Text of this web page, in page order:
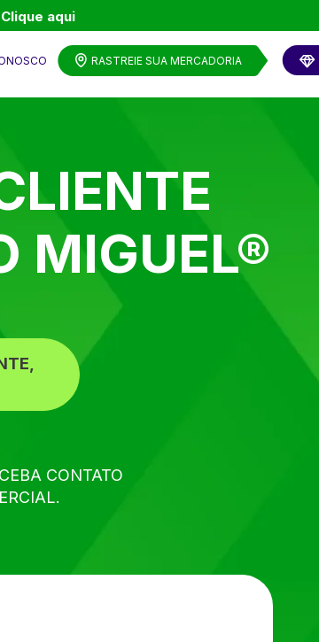
aqui
RASTREIE SUA MERCADORIA
MIGUEL®
CONTATO